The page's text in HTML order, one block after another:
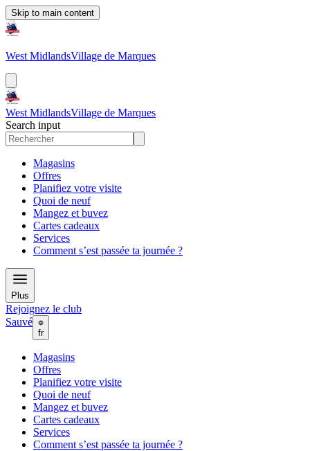
Skip to main content
West MidlandsVillage de Marques
West MidlandsVillage de Marques
Search input
Magasins
Offres
Planifiez votre visite
Quoi de neuf
Mangez et buvez
Cartes cadeaux
Services
Comment s’est passée ta journée ?
Plus
Rejoignez le club
Sauvé
fr
Magasins
Offres
Planifiez votre visite
Quoi de neuf
Mangez et buvez
Cartes cadeaux
Services
Comment s’est passée ta journée ?